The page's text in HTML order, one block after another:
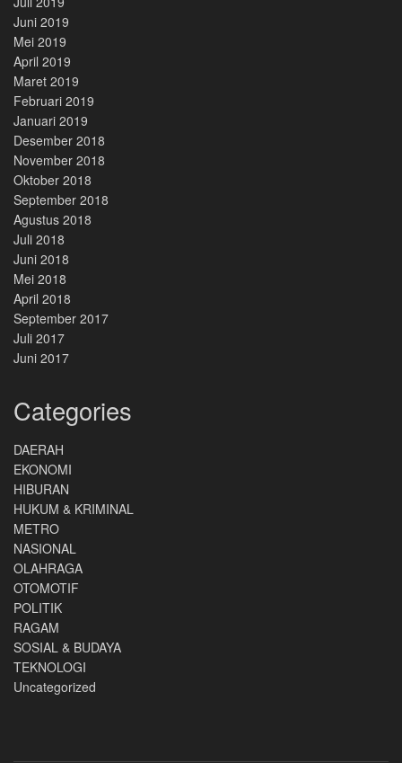
Juni 2019
Mei 2019
April 2019
Maret 2019
Februari 2019
Januari 2019
Desember 2018
November 2018
Oktober 2018
September 2018
Agustus 2018
Juli 2018
Juni 2018
Mei 2018
April 2018
September 2017
Juli 2017
Juni 2017
Categories
DAERAH
EKONOMI
HIBURAN
HUKUM & KRIMINAL
METRO
NASIONAL
OLAHRAGA
OTOMOTIF
POLITIK
RAGAM
SOSIAL & BUDAYA
TEKNOLOGI
Uncategorized